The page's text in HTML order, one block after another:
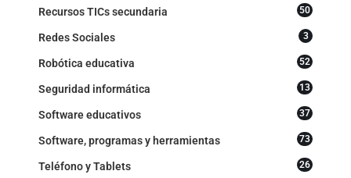
Recursos TICs secundaria 50
Redes Sociales 3
Robótica educativa 52
Seguridad informática 13
Software educativos 37
Software, programas y herramientas 73
Teléfono y Tablets 26